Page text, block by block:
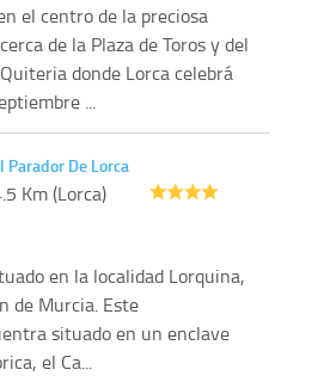
el centro de la preciosa
de la Plaza de Toros y del
donde Lorca celebrá
...
Parador De Lorca
Km (Lorca)
en la localidad Lorquina,
de Murcia. Este
situado en un enclave
el Ca...